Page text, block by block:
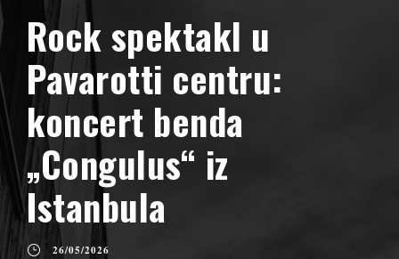
Rock spektakl u
Pavarotti centru:
koncert benda
„Congulus“ iz
Istanbula
26/05/2026